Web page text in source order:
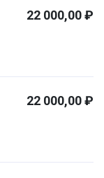
22 000,00 ₽
22 000,00 ₽